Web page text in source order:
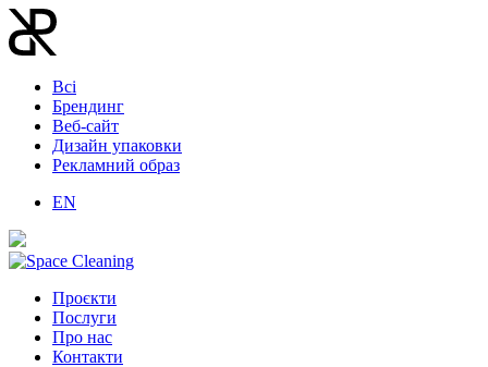
Всі
Брендинг
Веб-сайт
Дизайн упаковки
Рекламний образ
EN
Проєкти
Послуги
Про нас
Контакти